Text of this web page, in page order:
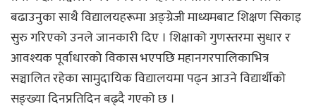
बढाउनुका साथै विद्यालयहरूमा अङ्ग्रेजी माध्यमबाट शिक्षण सिकाइ
सुरु गरिएको उनले जानकारी दिए । शिक्षाको गुणस्तरमा सुधार र
आवश्यक पूर्वाधारको विकास भएपछि महानगरपालिकाभित्र
सञ्चालित रहेका सामुदायिक विद्यालयमा पढ्न आउने विद्यार्थीको
सङ्ख्या दिनप्रतिदिन बढ्दै गएको छ ।